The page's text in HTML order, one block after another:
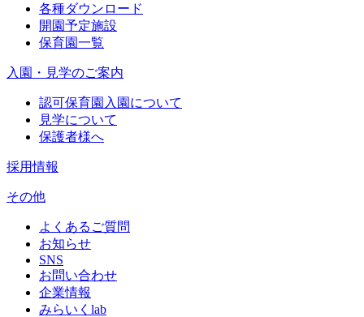
各種ダウンロード
開園予定施設
保育園一覧
入園・見学のご案内
認可保育園入園について
見学について
保護者様へ
採用情報
その他
よくあるご質問
お知らせ
SNS
お問い合わせ
企業情報
みらいくlab